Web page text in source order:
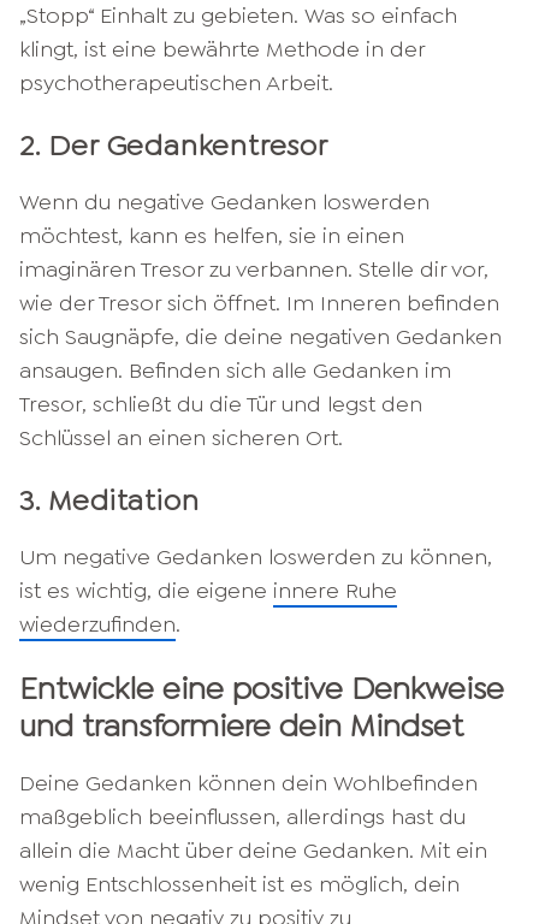
„Stopp“ Einhalt zu gebieten. Was so einfach
klingt, ist eine bewährte Methode in der
psychotherapeutischen Arbeit.
2. Der Gedankentresor
Wenn du negative Gedanken loswerden
möchtest, kann es helfen, sie in einen
imaginären Tresor zu verbannen. Stelle dir vor,
wie der Tresor sich öffnet. Im Inneren befinden
sich Saugnäpfe, die deine negativen Gedanken
ansaugen. Befinden sich alle Gedanken im
Tresor, schließt du die Tür und legst den
Schlüssel an einen sicheren Ort.
3. Meditation
Um negative Gedanken loswerden zu können,
ist es wichtig, die eigene innere Ruhe
wiederzufinden.
Entwickle eine positive Denkweise
und transformiere dein Mindset
Deine Gedanken können dein Wohlbefinden
maßgeblich beeinflussen, allerdings hast du
allein die Macht über deine Gedanken. Mit ein
wenig Entschlossenheit ist es möglich, dein
Mindsetvon negativ zu positiv zu